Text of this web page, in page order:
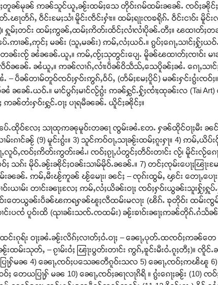
တူၼ်မုၼ် ဢၼ်သူင်ယူႇၼႂ်းထမ်ႈသေ တိုဝ်းၵမ်ထမ်းၼၼ်ႉ ၸဝ်ႈၼိုင်
တႅၵ်ႇ ဝဵင်းမႄႈသၢႆ မိူင်းၸဵင်းႁၢႆး။ ထမ်ႈရႃးၸၶရိုၵ်ႉ ဝဵင်းငၢဝ်း မိူင်
)၊ ႁူမ်ႈတင်း ထမ်ႈဢွၼ်ႇထမ်ႈဢိတ်းထႅင်ႈလၢႆလၢႆပိုၼ်ႉတီႈ။ ၽထၢ
ဢၢၼ်ႇဢုင်ႈ မၼ်း (သူႇမၼ်း) ဢမ်ႇလႆႈယဝ်ႉ။ ၵွပ်ႈၵေႃႇသၢင်ႈႁႂ်ႈ
တၼ်းၸႂ် ၼႆၼၼ်ႉယူႇ။ ဢမ်ႇၸႂ်ႈသုတွင်းပျေႉ မိူၼ်ၽထၢတ်ႈၸၢဝ်း မၢ
ၼ်ႉ ၼႆယူႇ။ ဢၼ်လၢၵ်ႇလၢႆးပဵၼ်ဝိသဵသ်ႇသေပိူၼ်ႈၼႆႉ ၵေႃႇသၢင်ႈႁု
– ပဵၼ်တၢမ်တူဝ်ၸဝ်ႈႁဝ်းဢွၵ်ႇဝႅပ်ႇ (တႅမ်ႈမႄႈပိူင်) မၼ်းႁင်းၵွႆးၸဝ်ႈ။
ၼၼ်ႉယဝ်ႉ။ မၢင်ပွၵ်ႈမၢင်လႂ်ၵွႆး ဢၼ်ႁွင်ႉႁႂ်ႈၸၢႆႈထုၼ်းလ (Tai
ၼ်တႆးႁဝ်းႁွင်ႉဝႃႈ ပႃရမီၼၼ်ႉ ယိူင်ႈၼိုင်ႈ။
လႄႈ သႃထုဢၼုမူဝ်းတၼႃ ၸွမ်းၼႆႉတႄႉ ႁၼ်ထိုင်ဝႃႈမီး ၼင်ႇၼႆ
ၢင်ၼႂ် (9) မူင်းၵွႆး။ 3) သူင်ဢဝ်ဝႃႇသႃၼႂ်းထမ်ႈၵူးႁႃ။ 4) ဢမ်ႇယိ
ဝ်ႇၸဝ်ႈဢိတ်းဢွတ်းၼႆႉ၊ ၸဝ်ႈၵႂႃႇပႆတွင်ႈတဵဝ်းတၢင်း လႂ်၊ မိူင်းလႂ်ၵေႃ
ႈ သၵ်း မိုဝ်ႉၼႂ်းၼိုင်ႈဝၼ်းသၢမ်မိုဝ်ႉၼၼ်ႉ။ 7) တင်ႈၸုမ်းပေႃႈၽြႃးမ
းၼၼ်ႉ ဢမ်ႇမီးၽႂ်ဢူၼ် ၽႂ်မေႃး၊ ၼင်ႈ – ၸုၵ်းထွမ်ႇ ၾင်း တေႃႇပေႃ
ယၢမ်း တၢင်းၼႃႈလႄႈ ဢမ်ႇလႆႈယိၼ်းဝႃႈ ၸဝ်ႈႁဝ်းယွၼ်းသူးႁႂ်ႈႁူ
ဝ်းတေယွၼ်းပဵၼ်ၽဢရႁၼ်ၽူႈလီထမ်းမလႃး (ၽိၵ်ႉ ၶုတိုဝ်း ထမ်းၸွမ်း
င်းပၸႆ ပူဝ်းထိ (ၺၢၼ်းသၸ်ႉၸထမ်း) ၼႂ်းၶၢဝ်းၼႃႈဢၼ်တိုၵ်ႉၵႆ
းၵုရ်း ဝႃႈၼႆႉၼႂ်းလိၵ်ႈလၢတ်ႈဝႆႉဝႃႈ – ၼေႃႇပုတ်ႉထၸဝ်ႈဢၼ်
ထမ်းသုတ်ႇ – ၵႂၢမ်းဝႆႈ ၽြႃးပွတ်းတၢင်း ဢွၵ်ႇၶူင်းမီးဝႆႉၵူႈတီႈ)။
မပြႃႁ်မၼ 4) ၼေႃႇၸဝ်ႈပသေၼတီၵူဝ်းသလ 5) ၼေႃႇၸဝ်ႈဢၽိၽူ
တေယပြႃႁ် မၼ 10) ၼေႃႇၸဝ်ႈၼႃလႃၵိရိ ။ ၵွႆးၵေႃႈၼႂ်း (10)